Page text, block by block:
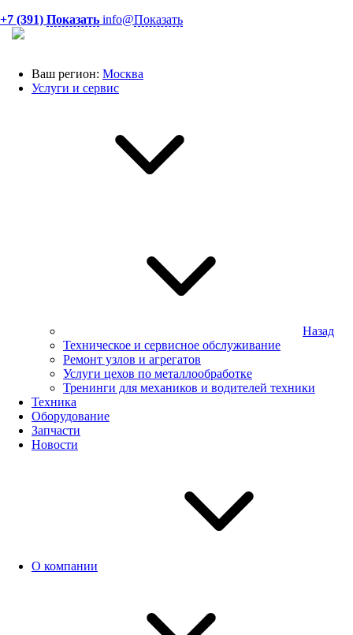
+7 (391) Показать info@Показать
Ваш регион: Москва
Услуги и сервис
Назад
Техническое и сервисное обслуживание
Ремонт узлов и агрегатов
Услуги цехов по металлообработке
Тренинги для механиков и водителей техники
Техника
Оборудование
Запчасти
Новости
О компании